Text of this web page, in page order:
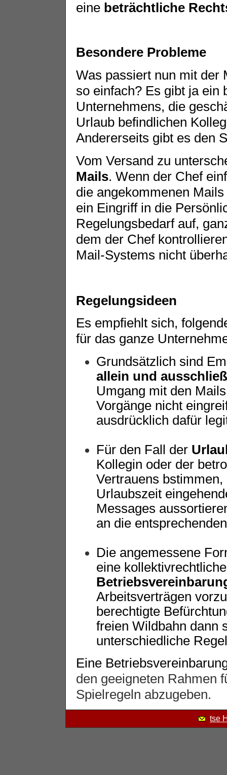
eine beträchtliche
Besondere Probleme
Was passiert nun mit der
so einfach? Es gibt ja ein
Unternehmens, die
Urlaub befindlichen
Andererseits gibt es den
Vom Versand zu
Mails. Wenn der Chef
die angekommenen
ein Eingriff in die
Regelungsbedarf auf,
dem der Chef
Mail-Systems nicht
Regelungsideen
Es empfiehlt sich,
für das ganze
Grundsätzlich sind
allein und
Umgang mit den
Vorgänge nicht
ausdrücklich dafür
Für den Fall der
Kollegin oder der
Vertrauens
Urlaubszeit
Messages
an die
Die angemessene
eine
Arbeitsverträgen
berechtigte
freien Wildbahn dann
unterschiedliche
Eine
den geeigneten Rahmen
Spielregeln abzugeben.
tse